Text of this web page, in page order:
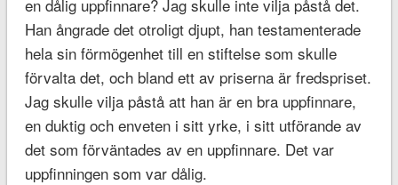
en dålig uppfinnare? Jag skulle inte vilja påstå det.
Han ångrade det otroligt djupt, han testamenterade
hela sin förmögenhet till en stiftelse som skulle
förvalta det, och bland ett av priserna är fredspriset.
Jag skulle vilja påstå att han är en bra uppfinnare,
en duktig och enveten i sitt yrke, i sitt utförande av
det som förväntades av en uppfinnare. Det var
uppfinningen som var dålig.